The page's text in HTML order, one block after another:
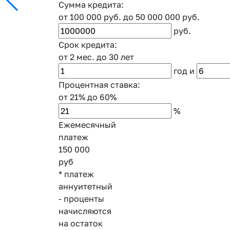
Сумма кредита:
от 100 000 руб. до 50 000 000 руб.
руб.
Срок кредита:
от 2 мес. до 30 лет
год и
Процентная ставка:
от 21% до 60%
%
Ежемесячный
платеж
150 000
руб
* платеж
аннуитетный
- проценты
начисляются
на остаток